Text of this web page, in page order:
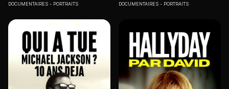
DOCUMENTAIRES PORTRAITS DOCUMENTAIRES PORTRAITS